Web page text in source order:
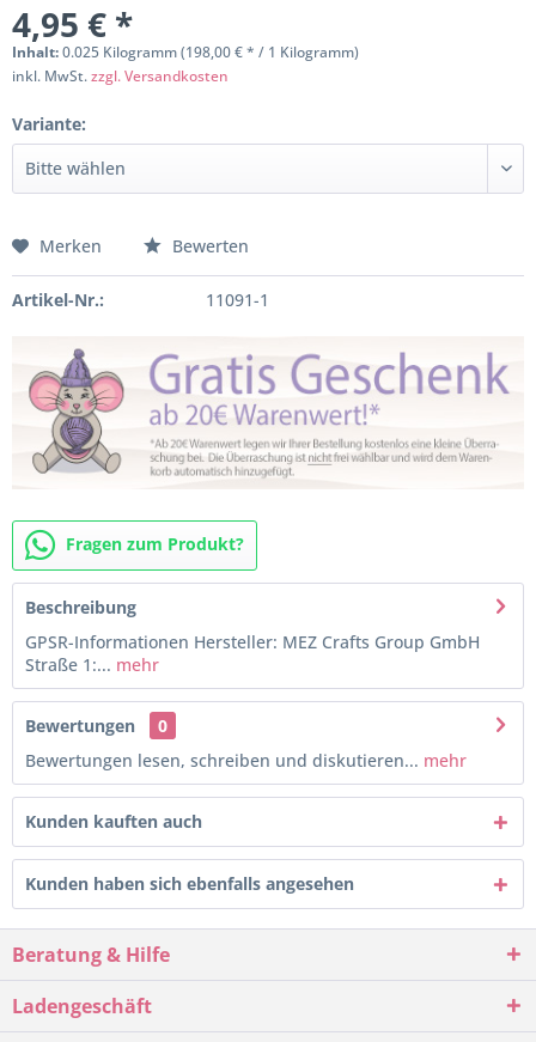
4,95 € *
Inhalt:0.025 Kilogramm (198,00 € * / 1 Kilogramm)
inkl. MwSt.zzgl. Versandkosten
Variante:
Merken Bewerten
Artikel-Nr.: 11091-1
Fragen zum Produkt?
Beschreibung
GPSR-Informationen Hersteller: MEZ Crafts Group GmbH
Straße 1:... mehr
Bewertungen
0
Bewertungen lesen, schreiben und diskutieren... mehr
Kunden kauften auch
Kunden haben sich ebenfalls angesehen
Beratung & Hilfe
Ladengeschäft